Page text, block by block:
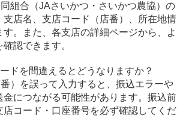
組合（JAさいかつ・さいかつ農協）の
支店名、支店コード（店番）、所在地情
。また、各支店の詳細ページから、よ
認できます。
ドを間違えるとどうなりますか？
）を誤って入力すると、振込エラーや
金につながる可能性があります。振込前
店コード・口座番号を必ず確認してくだ